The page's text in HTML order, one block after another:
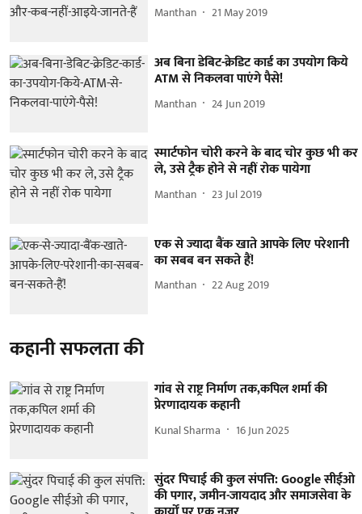
Manthan 21 May 2019
अब बिना डेबिट-क्रेडिट कार्ड का उपयोग किये
ATM से निकलवा पाएंगे पैसे!
Manthan 24 Jun 2019
स्मार्टफोन चोरी करने के बाद चोर कुछ भी कर
ले, उसे ट्रैक होने से नहीं रोक पायेगा
Manthan 23 Jul 2019
एक से ज्यादा बैंक खाते आपके लिए परेशानी
का सबब बन सकते हैं!
Manthan 22 Aug 2019
कहानी सफलता की
गांव से राष्ट्र निर्माण तक,कपिल शर्मा की
प्रेरणादायक कहानी
Kunal Sharma 16 Jun 2025
सुंदर पिचाई की कुल संपत्ति: Google सीईओ
की पगार, जमीन-जायदाद और समाजसेवा के